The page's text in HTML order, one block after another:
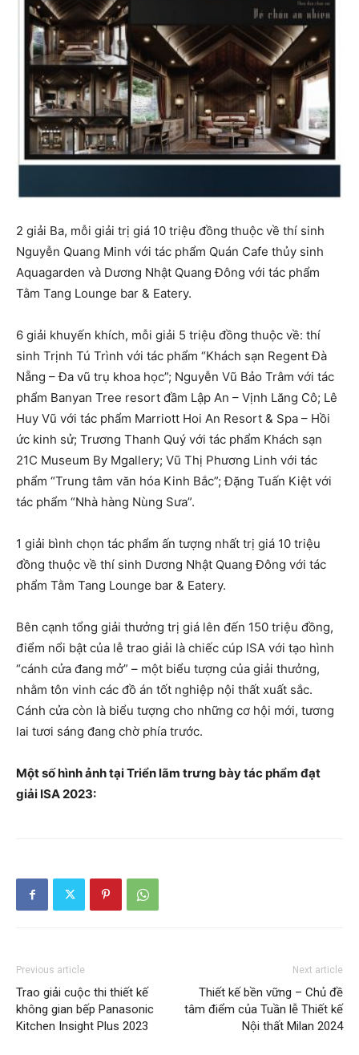
2 giải Ba, mỗi giải trị giá 10 triệu đồng thuộc về thí sinh
Nguyễn Quang Minh với tác phẩm Quán Cafe thủy sinh
Aquagarden và Dương Nhật Quang Đông với tác phẩm
Tằm Tang Lounge bar & Eatery.
6 giải khuyến khích, mỗi giải 5 triệu đồng thuộc về: thí
sinh Trịnh Tú Trình với tác phẩm “Khách sạn Regent Đà
Nẵng – Đa vũ trụ khoa học”; Nguyễn Vũ Bảo Trâm với tác
phẩm Banyan Tree resort đầm Lập An – Vịnh Lăng Cô; Lê
Huy Vũ với tác phẩm Marriott Hoi An Resort & Spa – Hồi
ức kinh sử; Trương Thanh Quý với tác phẩm Khách sạn
21C Museum By Mgallery; Vũ Thị Phương Linh với tác
phẩm “Trung tâm văn hóa Kinh Bắc”; Đặng Tuấn Kiệt với
tác phẩm “Nhà hàng Nùng Sưa”.
1 giải bình chọn tác phẩm ấn tượng nhất trị giá 10 triệu
đồng thuộc về thí sinh Dương Nhật Quang Đông với tác
phẩm Tằm Tang Lounge bar & Eatery.
Bên cạnh tổng giải thưởng trị giá lên đến 150 triệu đồng,
điểm nổi bật của lễ trao giải là chiếc cúp ISA với tạo hình
“cánh cửa đang mở” – một biểu tượng của giải thưởng,
nhằm tôn vinh các đồ án tốt nghiệp nội thất xuất sắc.
Cánh cửa còn là biểu tượng cho những cơ hội mới, tương
lai tươi sáng đang chờ phía trước.
Một số hình ảnh tại Triển lãm trưng bày tác phẩm đạt
giải ISA 2023:
Previous article
Trao giải cuộc thi thiết kế
không gian bếp Panasonic
Kitchen Insight Plus 2023
Next article
Thiết kế bền vững – Chủ đề
tâm điểm của Tuần lễ Thiết kế
Nội thất Milan 2024